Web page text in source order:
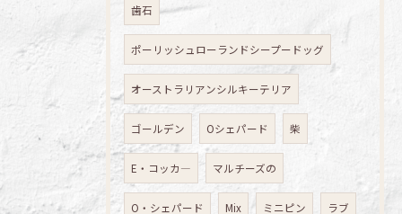
歯石
ポーリッシュローランドシープードッグ
オーストラリアンシルキーテリア
ゴールデン Oシェパード 柴
E・コッカ― マルチーズの
O・シェパード Mix ミニピン ラブ